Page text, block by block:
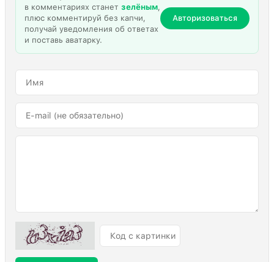
в комментариях станет зелёным,
плюс комментируй без капчи,
получай уведомления об ответах
и поставь аватарку.
Авторизоваться